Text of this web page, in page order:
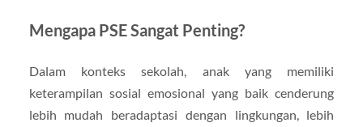
Mengapa PSE Sangat Penting?
Dalam konteks sekolah, anak yang memiliki
keterampilan sosial emosional yang baik cenderung
lebih mudah beradaptasi dengan lingkungan, lebih